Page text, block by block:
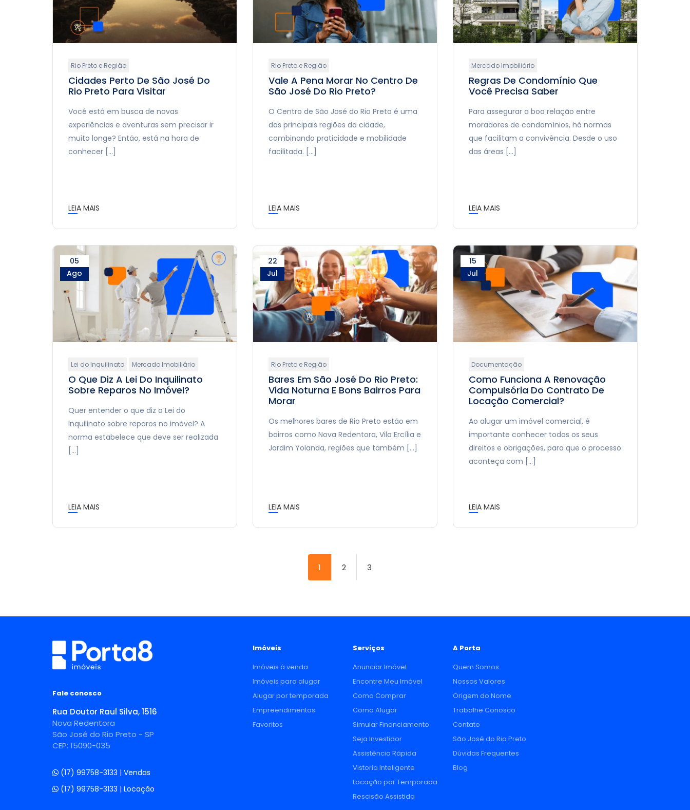
Rio Preto e Região
Cidades Perto De São José Do
Rio Preto Para Visitar
Você está em busca de novas
experiências e aventuras sem precisar ir
muito longe? Então, está na hora de
conhecer […]
LEIA MAIS
Rio Preto e Região
Vale A Pena Morar No Centro De
São José Do Rio Preto?
O Centro de São José do Rio Preto é uma
das principais regiões da cidade,
combinando praticidade e mobilidade
facilitada. […]
LEIA MAIS
Mercado Imobiliário
Regras De Condomínio Que
Você Precisa Saber
Para assegurar a boa relação entre
moradores de condomínios, há normas
que facilitam a convivência. Desde o uso
das áreas […]
LEIA MAIS
05
Ago
Lei do Inquilinato Mercado Imobiliário
O Que Diz A Lei Do Inquilinato
Sobre Reparos No Imóvel?
Quer entender o que diz a Lei do
Inquilinato sobre reparos no imóvel? A
norma estabelece que deve ser realizada
[…]
LEIA MAIS
22
Jul
Rio Preto e Região
Bares Em São José Do Rio Preto:
Vida Noturna E Bons Bairros Para
Morar
Os melhores bares de Rio Preto estão em
bairros como Nova Redentora, Vila Ercília e
Jardim Yolanda, regiões que também […]
LEIA MAIS
15
Jul
Documentação
Como Funciona A Renovação
Compulsória Do Contrato De
Locação Comercial?
Ao alugar um imóvel comercial, é
importante conhecer todos os seus
direitos e obrigações, para que o processo
aconteça com […]
LEIA MAIS
1 2 3
Fale conosco
Rua Doutor Raul Silva, 1516
Nova Redentora
São José do Rio Preto - SP
CEP: 15090-035
(17) 99758-3133 | Vendas
(17) 99758-3133 | Locação
Imóveis
Imóveis à venda
Imóveis para alugar
Alugar por temporada
Empreendimentos
Favoritos
Serviços
Anunciar Imóvel
Encontre Meu Imóvel
Como Comprar
Como Alugar
Simular Financiamento
Seja Investidor
Assistência Rápida
Vistoria Inteligente
Locação por Temporada
Rescisão Assistida
A Porta
Quem Somos
Nossos Valores
Origem do Nome
Trabalhe Conosco
Contato
São José do Rio Preto
Dúvidas Frequentes
Blog